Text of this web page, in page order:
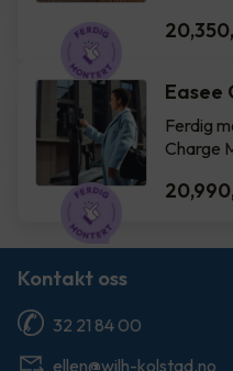
20,350
Easee
Ferdig
Charge
20,990
Kontakt oss
32 21 84 00
ellen@wilh-kolstad.no